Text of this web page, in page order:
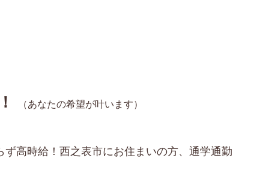
（あなたの希望が叶います）
高時給！西之表市にお住まいの方、通学通勤